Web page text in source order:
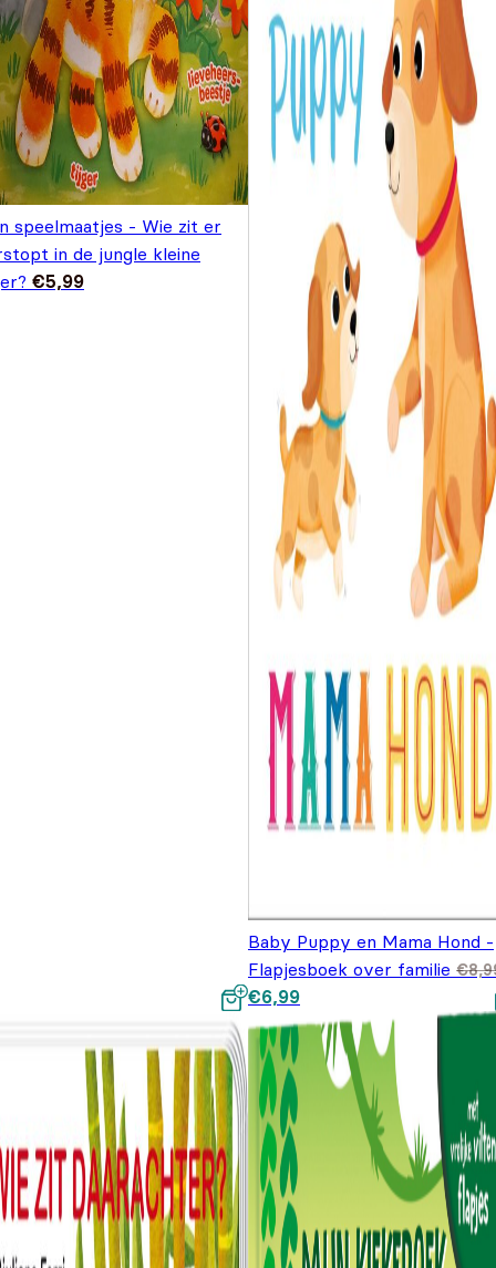
speelmaatjes - Wie zit er
in de jungle kleine
€5,99
Baby Puppy en Mama Hond -
Flapjesboek over familie €
Oorspronkelijke prijs was:
€8,99.
€6,99Huidige prijs is: €6,99.